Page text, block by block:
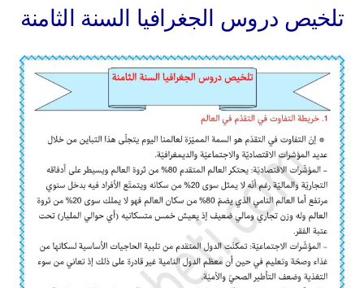
تلخيص دروس الجغرافيا السنة الثامنة